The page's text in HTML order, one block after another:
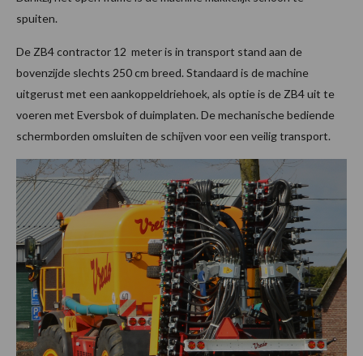
spuiten.
De ZB4 contractor 12 meter is in transport stand aan de
bovenzijde slechts 250 cm breed. Standaard is de machine
uitgerust met een aankoppeldriehoek, als optie is de ZB4 uit te
voeren met Eversbok of duimplaten. De mechanische bediende
schermborden omsluiten de schijven voor een veilig transport.